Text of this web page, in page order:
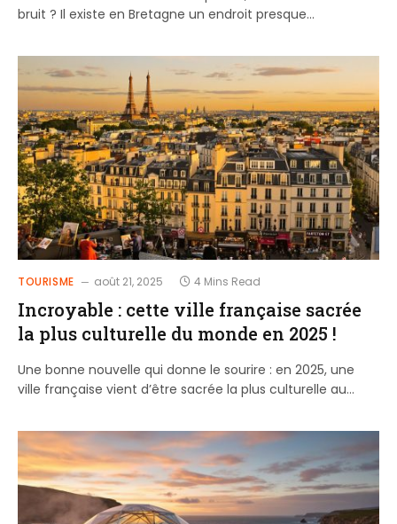
bruit ? Il existe en Bretagne un endroit presque…
TOURISME août 21, 2025 4 Mins Read
Incroyable : cette ville française sacrée
la plus culturelle du monde en 2025 !
Une bonne nouvelle qui donne le sourire : en 2025, une
ville française vient d’être sacrée la plus culturelle au…